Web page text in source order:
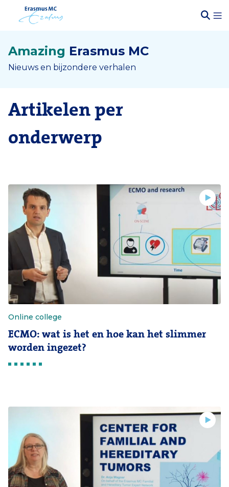
Amazing Erasmus MC
Nieuws en bijzondere verhalen
Artikelen per
onderwerp
Online college
ECMO: wat is het en hoe kan het slimmer
worden ingezet?